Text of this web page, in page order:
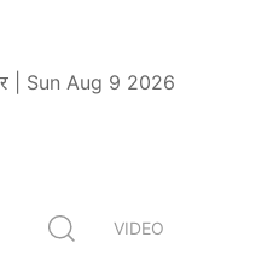
| Sun Aug 9 2026
VIDEO